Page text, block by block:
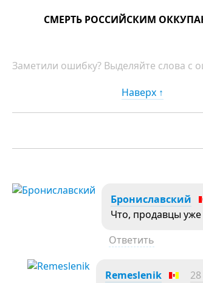
СМЕРТЬ РОССИЙСКИМ
Заметили ошибку? Выделяйте слова
Наверх ↑
Брониславский
Что, продавцы
Ответить
Remeslenik